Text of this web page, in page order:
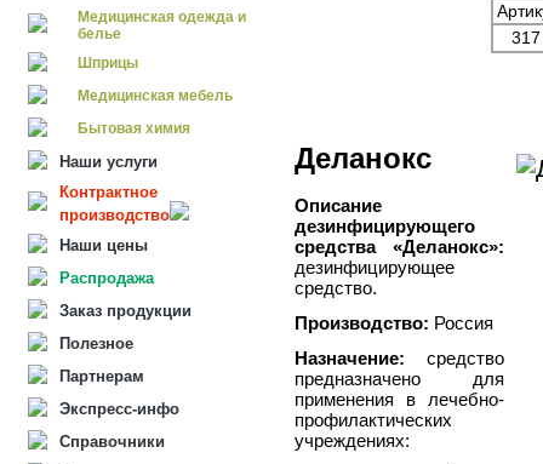
Медицинская одежда и
белье
Шприцы
Медицинская мебель
Бытовая химия
Наши услуги
Контрактное
производство
Наши цены
Распродажа
Заказ продукции
Полезное
Партнерам
Экспресс-инфо
Справочники
Деланокс
Описание
дезинфицирующего
средства «Деланокс»:
дезинфицирующее
средство.
Производство: Россия
Назначение: средство
предназначено для
применения в лечебно-
профилактических
учреждениях: